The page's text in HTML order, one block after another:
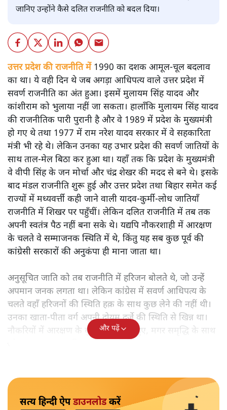
जानिए उन्होंने कैसे दलित राजनीति को बदल दिया।
उत्तर प्रदेश की राजनीति में1990 का दशक आमूल-चूल बदलाव
का था। ये वही दिन थे जब अगड़ा आधिपत्य वाले उत्तर प्रदेश में
सवर्ण राजनीति का अंत हुआ। इसमें मुलायम सिंह यादव और
कांशीराम को भुलाया नहीं जा सकता। हालाँकि मुलायम सिंह यादव
की राजनीतिक पारी पुरानी है और वे 1989 में प्रदेश के मुख्यमंत्री
हो गए थे तथा 1977 में राम नरेश यादव सरकार में वे सहकारिता
मंत्री भी रहे थे। लेकिन उनका यह उभार प्रदेश की सवर्ण जातियों के
साथ ताल-मेल बिठा कर हुआ था। यहाँ तक कि प्रदेश के मुख्यमंत्री
वे वीपी सिंह के जन मोर्चा और चंद्र शेखर की मदद से बने थे। इसके
बाद मंडल राजनीति शुरू हुई और उत्तर प्रदेश तथा बिहार समेत कई
राज्यों में मध्यवर्त्ती कही जाने वाली यादव-कुर्मी-लोध जातियाँ
राजनीति में शिखर पर पहुँचीं। लेकिन दलित राजनीति में तब तक
अपनी स्वतंत्र पैठ नहीं बना सके थे। यद्यपि नौकरशाही में आरक्षण
के चलते वे सम्माजनक स्थिति में थे, किंतु यह सब कुछ पूर्व की
कांग्रेसी सरकारों की अनुकंपा ही माना जाता था।
अनुसूचित जाति को तब राजनीति में हरिजन बोलते थे, जो उन्हें
अपमान जनक लगता था। लेकिन कांग्रेस में सवर्ण आधिपत्य के
चलते वहाँ हरिजनों की स्थिति हक़ के साथ कुछ लेने की नहीं थी।
उनका खाता-पीता वर्ग अपनी दोयम दर्जे की स्थिति से खिन्न था।
नौकरियों में आरक्षण के बूते वे समृद्ध तो हुए, मगर समृद्धि के साथ
जो आत्म-सम्मान चाहिए था, वह नहीं मिल रहा था।
और पढ़ें
सत्य हिन्दी ऐपडाउनलोडकरें